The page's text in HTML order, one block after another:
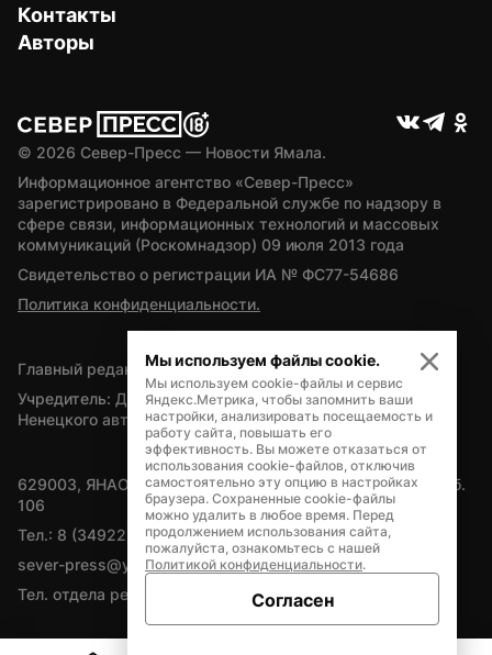
Контакты
Авторы
© 2026 Север-Пресс — Новости Ямала.
Информационное агентство «Север-Пресс»
зарегистрировано в Федеральной службе по надзору в
сфере связи, информационных технологий и массовых
коммуникаций (Роскомнадзор) 09 июля 2013 года
Свидетельство о регистрации ИА № ФС77-54686
Политика конфиденциальности.
Главный редактор — А.Л. Поздеев
Учредитель: Департамент внутренней политики Ямало-
Ненецкого автономного округа
629003, ЯНАО, Салехард, мкр. Богдана Кнунянца, д.1, каб.
106
Тел.: 8 (34922) 71262
sever-press@yamal-media.ru
Тел. отдела рекламы: 8 (34922) 42728
Мы используем файлы cookie.
Мы используем cookie-файлы и сервис
Яндекс.Метрика, чтобы запомнить ваши
настройки, анализировать посещаемость и
работу сайта, повышать его
эффективность. Вы можете отказаться от
использования cookie-файлов, отключив
самостоятельно эту опцию в настройках
браузера. Сохраненные cookie-файлы
можно удалить в любое время. Перед
продолжением использования сайта,
пожалуйста, ознакомьтесь с нашей
Политикой конфиденциальности.
Согласен